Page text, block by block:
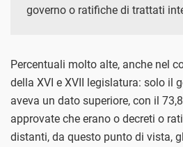
governo o ratifiche di trattati
Percentuali molto alte, anche nel
della XVI e XVII legislatura: solo il
aveva un dato superiore, con il
approvate che erano o decreti o
distanti, da questo punto di vista,